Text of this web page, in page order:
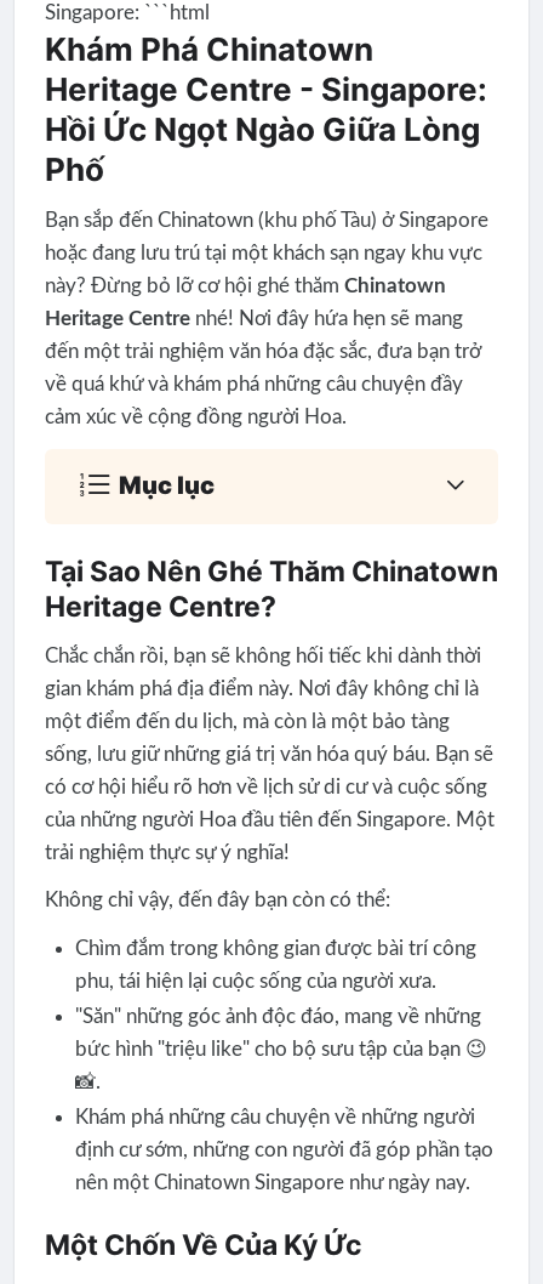
Singapore: ```html
Khám Phá Chinatown
Heritage Centre - Singapore:
Hồi Ức Ngọt Ngào Giữa Lòng
Phố
Bạn sắp đến Chinatown (khu phố Tàu) ở Singapore
hoặc đang lưu trú tại một khách sạn ngay khu vực
này? Đừng bỏ lỡ cơ hội ghé thăm Chinatown
Heritage Centrenhé! Nơi đây hứa hẹn sẽ mang
đến một trải nghiệm văn hóa đặc sắc, đưa bạn trở
về quá khứ và khám phá những câu chuyện đầy
cảm xúc về cộng đồng người Hoa.
Mục lục
Tại Sao Nên Ghé Thăm Chinatown
Heritage Centre?
Chắc chắn rồi, bạn sẽ không hối tiếc khi dành thời
gian khám phá địa điểm này. Nơi đây không chỉ là
một điểm đến du lịch, mà còn là một bảo tàng
sống, lưu giữ những giá trị văn hóa quý báu. Bạn sẽ
có cơ hội hiểu rõ hơn về lịch sử di cư và cuộc sống
của những người Hoa đầu tiên đến Singapore. Một
trải nghiệm thực sự ý nghĩa!
Không chỉ vậy, đến đây bạn còn có thể:
Chìm đắm trong không gian được bài trí công
phu, tái hiện lại cuộc sống của người xưa.
"Săn" những góc ảnh độc đáo, mang về những
bức hình "triệu like" cho bộ sưu tập của bạn 😉
📸.
Khám phá những câu chuyện về những người
định cư sớm, những con người đã góp phần tạo
nên một Chinatown Singapore như ngày nay.
Một Chốn Về Của Ký Ức